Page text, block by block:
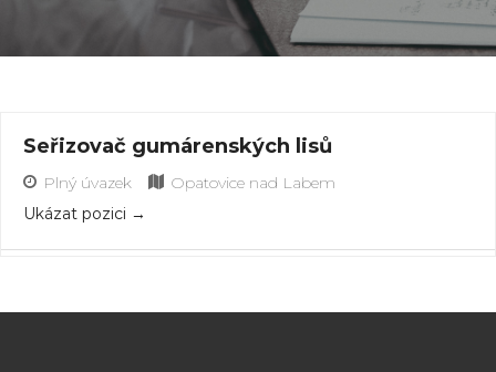
Seřizovač gumárenských lisů
Plný úvazek
Opatovice nad Labem
Ukázat pozici